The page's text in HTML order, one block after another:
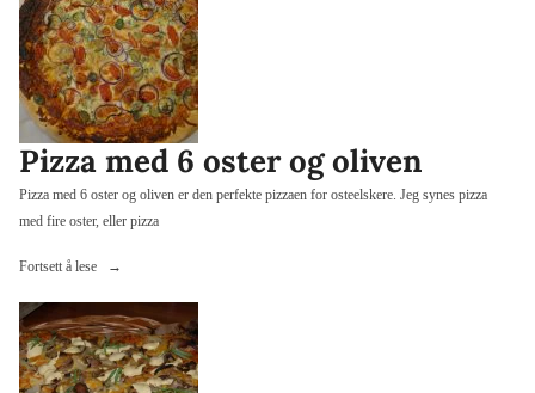
Pizza med 6 oster og oliven
Pizza med 6 oster og oliven er den perfekte pizzaen for osteelskere. Jeg synes pizza
med fire oster, eller pizza
Fortsett å lese
«Pizza
6
oster
og